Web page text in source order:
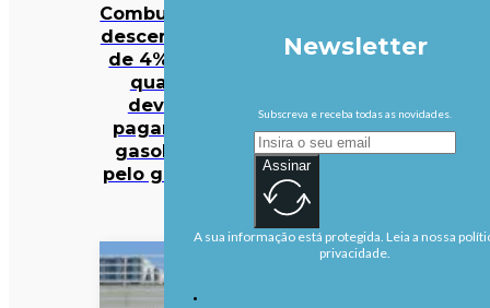
Combustíveis
descem mais
de 4%. Veja
quanto
deveria
pagar pela
gasolina e
pelo gasóleo
Newsletter
Subscreva e receba todas as novidades.
Assinar
A sua informação está protegida. Leia a nossa
privacidade.